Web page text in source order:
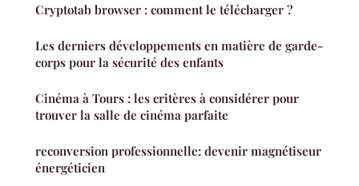
Cryptotab browser : comment le télécharger ?
Les derniers développements en matière de garde-
corps pour la sécurité des enfants
Cinéma à Tours : les critères à considérer pour
trouver la salle de cinéma parfaite
reconversion professionnelle: devenir magnétiseur
énergéticien